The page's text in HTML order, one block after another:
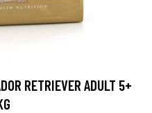
RETRIEVER ADULT 5+